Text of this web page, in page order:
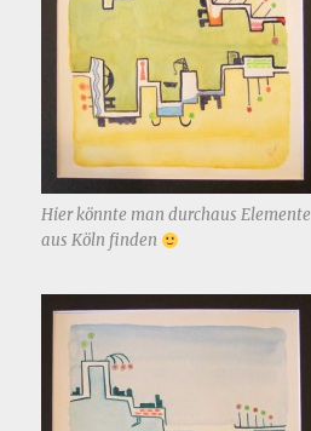
Hier könnte man durchaus Elemente
aus Köln finden